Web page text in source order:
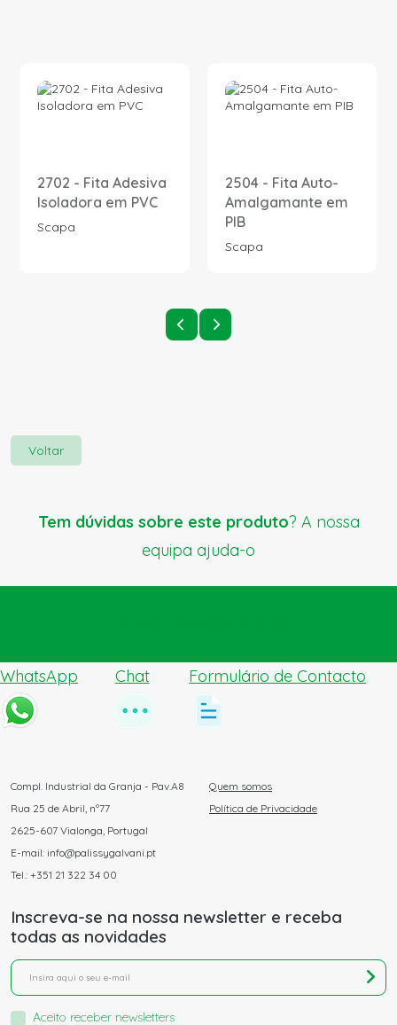
2702 - Fita Adesiva
Isoladora em PVC
Scapa
2504 - Fita Auto-
Amalgamante em
PIB
Scapa
Voltar
Tem dúvidas sobre este produto? A nossa
equipa ajuda-o
WhatsApp Chat Formulário de Contacto
Compl. Industrial da Granja - Pav.A8
Rua 25 de Abril, nº77
2625-607 Vialonga, Portugal
E-mail: info@palissygalvani.pt
Tel.: +351 21 322 34 00
Quem somos
Política de Privacidade
Inscreva-se na nossa newsletter e receba
todas as novidades
Aceito receber newsletters